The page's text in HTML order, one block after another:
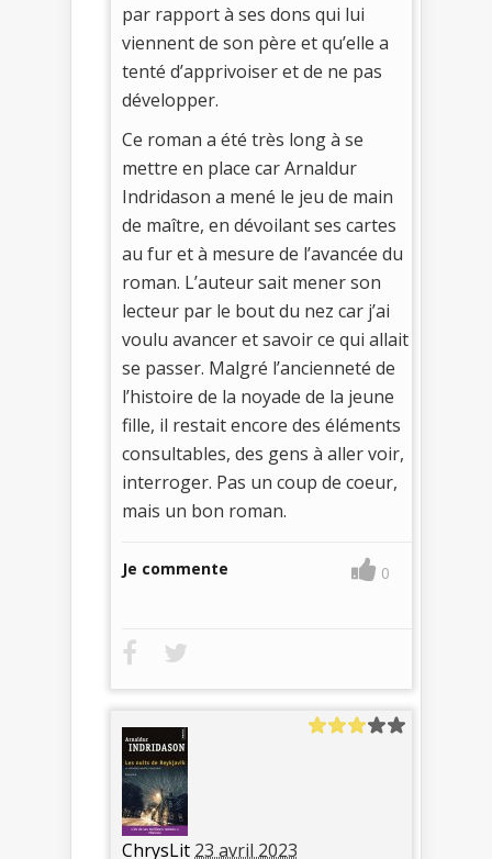
par rapport à ses dons qui lui
viennent de son père et qu’elle a
tenté d’apprivoiser et de ne pas
développer.
Ce roman a été très long à se
mettre en place car Arnaldur
Indridason a mené le jeu de main
de maître, en dévoilant ses cartes
au fur et à mesure de l’avancée du
roman. L’auteur sait mener son
lecteur par le bout du nez car j’ai
voulu avancer et savoir ce qui allait
se passer. Malgré l’ancienneté de
l’histoire de la noyade de la jeune
fille, il restait encore des éléments
consultables, des gens à aller voir,
interroger. Pas un coup de coeur,
mais un bon roman.
Je commente 0
ChrysLit 23 avril 2023